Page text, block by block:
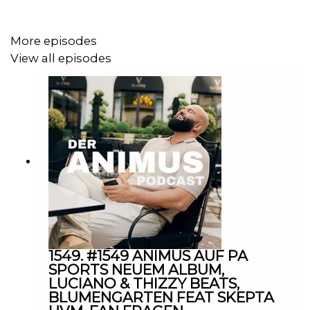
* A u s g e s c h l o s s e n e M a r k e n & P r o d u k t e :
A m o u a g e , C H A N E L , C R E E D , d y s o n , J o M a l
L o n d o n , K i l i a n P a r i s , M a i s o n F r a n c
Den Podcast auf Youtube findest du hier:
https://www.youtube.com/@animus_offiziell
Kooperationen/Anfragen:
deranimuspodcast@gmail.com
More episodes
View all episodes
1549. #1549 ANIMUS AUF PA
SPORTS NEUEM ALBUM,
LUCIANO & THIZZY BEATS,
BLUMENGARTEN FEAT SKEPTA